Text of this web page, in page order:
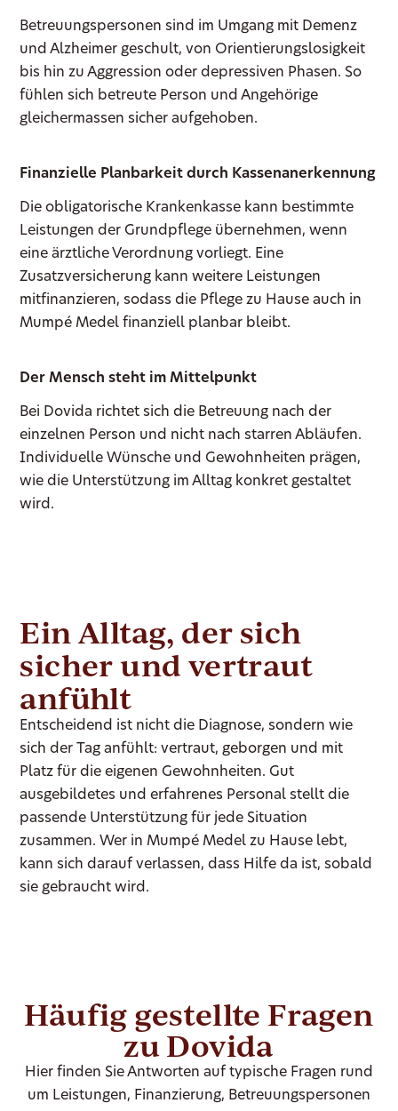
Betreuungspersonen sind im Umgang mit Demenz
und Alzheimer geschult, von Orientierungslosigkeit
bis hin zu Aggression oder depressiven Phasen. So
fühlen sich betreute Person und Angehörige
gleichermassen sicher aufgehoben.
Finanzielle Planbarkeit durch Kassenanerkennung
Die obligatorische Krankenkasse kann bestimmte
Leistungen der Grundpflege übernehmen, wenn
eine ärztliche Verordnung vorliegt. Eine
Zusatzversicherung kann weitere Leistungen
mitfinanzieren, sodass die Pflege zu Hause auch in
Mumpé Medel finanziell planbar bleibt.
Der Mensch steht im Mittelpunkt
Bei Dovida richtet sich die Betreuung nach der
einzelnen Person und nicht nach starren Abläufen.
Individuelle Wünsche und Gewohnheiten prägen,
wie die Unterstützung im Alltag konkret gestaltet
wird.
Ein Alltag, der sich
sicher und vertraut
anfühlt
Entscheidend ist nicht die Diagnose, sondern wie
sich der Tag anfühlt: vertraut, geborgen und mit
Platz für die eigenen Gewohnheiten. Gut
ausgebildetes und erfahrenes Personal stellt die
passende Unterstützung für jede Situation
zusammen. Wer in Mumpé Medel zu Hause lebt,
kann sich darauf verlassen, dass Hilfe da ist, sobald
sie gebraucht wird.
Häufig gestellte Fragen
zu Dovida
Hier finden Sie Antworten auf typische Fragen rund
um Leistungen, Finanzierung, Betreuungspersonen